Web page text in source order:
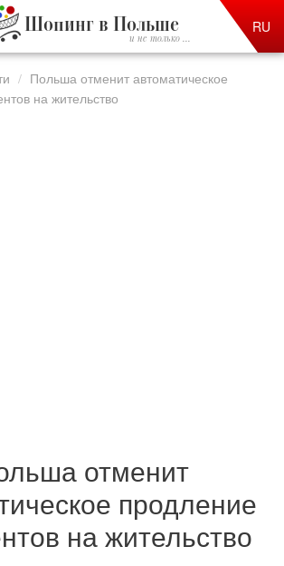
Шопинг в Польше
и не только ...
RU
Польша отменит автоматическое
на жительство
отменит
продление
на жительство